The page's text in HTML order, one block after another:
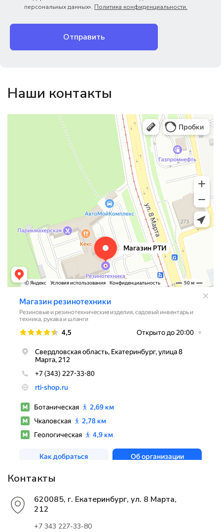
персональных данных». Политика конфиденциальности.
Отправить
Наши контакты
Магазин резинотехники
Резиновые и резинотехнические изделия в Екатеринбурге
Садовый инвентарь и техника в Екатеринбурге
Контакты
620085, г. Екатеринбург, ул. 8 Марта,
212
+7 343 227-33-80